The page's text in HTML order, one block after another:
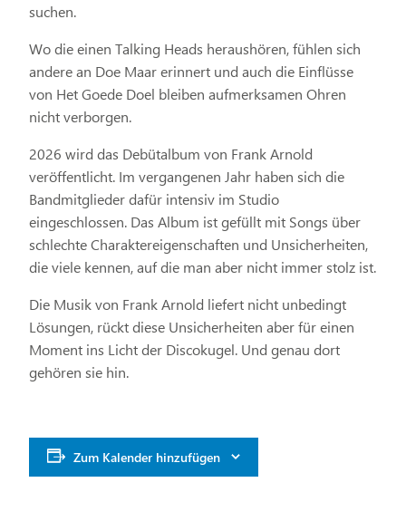
suchen.
Wo die einen Talking Heads heraushören, fühlen sich
andere an Doe Maar erinnert und auch die Einflüsse
von Het Goede Doel bleiben aufmerksamen Ohren
nicht verborgen.
2026 wird das Debütalbum von Frank Arnold
veröffentlicht. Im vergangenen Jahr haben sich die
Bandmitglieder dafür intensiv im Studio
eingeschlossen. Das Album ist gefüllt mit Songs über
schlechte Charaktereigenschaften und Unsicherheiten,
die viele kennen, auf die man aber nicht immer stolz ist.
Die Musik von Frank Arnold liefert nicht unbedingt
Lösungen, rückt diese Unsicherheiten aber für einen
Moment ins Licht der Discokugel. Und genau dort
gehören sie hin.
Zum Kalender hinzufügen